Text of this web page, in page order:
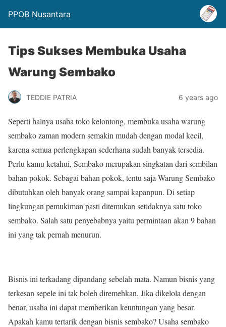
PPOB Nusantara
Tips Sukses Membuka Usaha
Warung Sembako
TEDDIE PATRIA 6 years ago
Seperti halnya usaha toko kelontong, membuka usaha warung
sembako zaman modern semakin mudah dengan modal kecil,
karena semua perlengkapan sederhana sudah banyak tersedia.
Perlu kamu ketahui, Sembako merupakan singkatan dari sembilan
bahan pokok. Sebagai bahan pokok, tentu saja Warung Sembako
dibutuhkan oleh banyak orang sampai kapanpun. Di setiap
lingkungan pemukiman pasti ditemukan setidaknya satu toko
sembako. Salah satu penyebabnya yaitu permintaan akan 9 bahan
ini yang tak pernah menurun.
Bisnis ini terkadang dipandang sebelah mata. Namun bisnis yang
terkesan sepele ini tak boleh diremehkan. Jika dikelola dengan
benar, usaha ini dapat memberikan keuntungan yang besar.
Apakah kamu tertarik dengan bisnis sembako? Usaha sembako